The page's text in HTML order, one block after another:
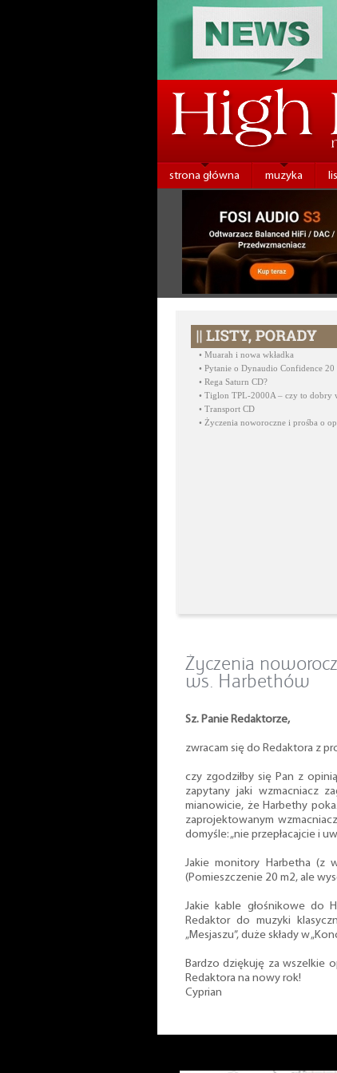
strona główna muzyka
• Muarah i nowa wkładka
• Pytanie o Dynaudio Confidence 20
• Rega Saturn CD?
• Tiglon TPL-2000A – czy to dobry
• Transport CD
• Życzenia noworoczne i prośba o
Życzenia
ws. Harbethów
Sz. Panie Redaktorze,
zwracam się do Redaktora z
czy zgodziłby się Pan z
zapytany jaki wzmacniacz
mianowicie, że Harbethy
zaprojektowanym
domyśle: „nie przepłacajcie i
Jakie monitory Harbetha (z
(Pomieszczenie 20 m2, ale
Jakie kable głośnikowe do
Redaktor do muzyki
„Mesjaszu”, duże składy w
Bardzo dziękuję za wszelkie
Redaktora na nowy rok!
Cyprian